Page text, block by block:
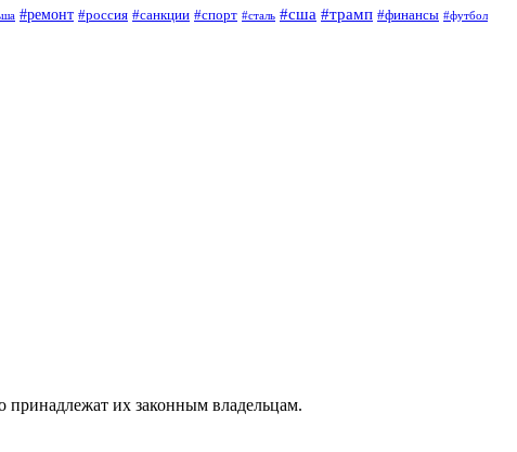
#ремонт #россия #санкции #спорт #сталь #сша #трамп #финансы #футбол
принадлежат их законным владельцам.